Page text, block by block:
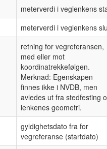
meterverdi i veglenkens
meterverdi i veglenkens
retning for vegreferansen,
med eller mot
koordinatrekkefølgen.
Merknad: Egenskapen
finnes ikke i NVDB, men
avledes ut fra stedfesting
lenkenes geometri.
gyldighetsdato fra for
vegreferanse (startdato)